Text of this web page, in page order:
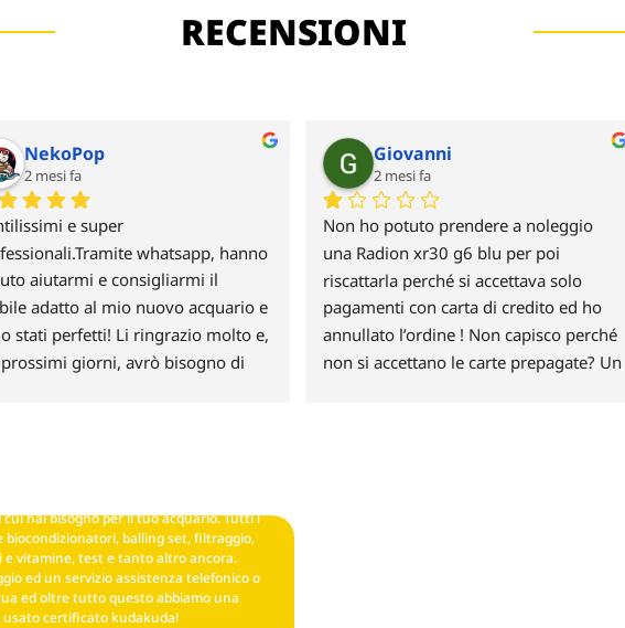
RECENSIONI
NekoPop
2 mesi fa
e super
whatsapp, hanno
aiutarmi e consigliarmi il
adatto al mio nuovo acquario e
stati perfetti! Li ringrazio molto e,
giorni, avrò bisogno di
Giovanni
2 mesi fa
Non ho potuto prendere a noleggio
una Radion xr30 g6 blu per poi
riscattarla perché si accettava solo
pagamenti con carta di credito ed ho
annullato l’ordine ! Non capisco perché
non si accettano le carte prepagate? Un
hai bisogno per il tuo acquario. Tutti i
balling set, filtraggio,
vitamine, test e tanto altro ancora.
ed un servizio assistenza telefonico o
ed oltre tutto questo abbiamo una
usato certificato kudakuda!